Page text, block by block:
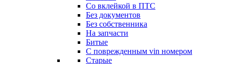
Со вклейкой в ПТС
Без документов
Без собственника
На запчасти
Битые
С поврежденным vin номером
Старые